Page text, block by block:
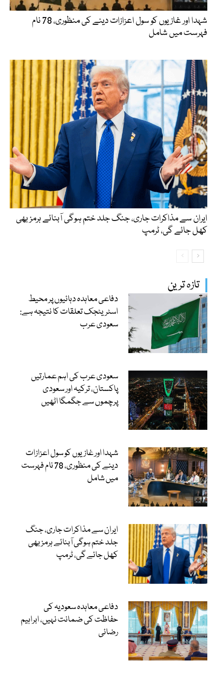
تازہ ترین
دفاعی معاہدہ دہائیوں پر محیط
اسٹریٹجک تعلقات کا نتیجہ ہے:
سعودی عرب
سعودی عرب کی اہم عمارتیں
پاکستان، ترکیہ اور سعودی
پرچموں سے جگمگا اٹھیں
شہدا اور غازیوں کو سول اعزازات
دینے کی منظوری، 78 نام فہرست
میں شامل
ایران سے مذاکرات جاری، جنگ
جلد ختم ہوگی آبنائے ہرمز بھی
کھل جائے گی، ٹرمپ
دفاعی معاہدہ سعودیہ کی
حفاظت کی ضمانت نہیں، ابراہیم
رضائی
شہدا اور غازیوں کو سول اعزازات دینے کی منظوری، 78 نام
فہرست میں شامل
ایران سے مذاکرات جاری، جنگ جلد ختم ہوگی آبنائے ہرمز بھی
کھل جائے گی، ٹرمپ